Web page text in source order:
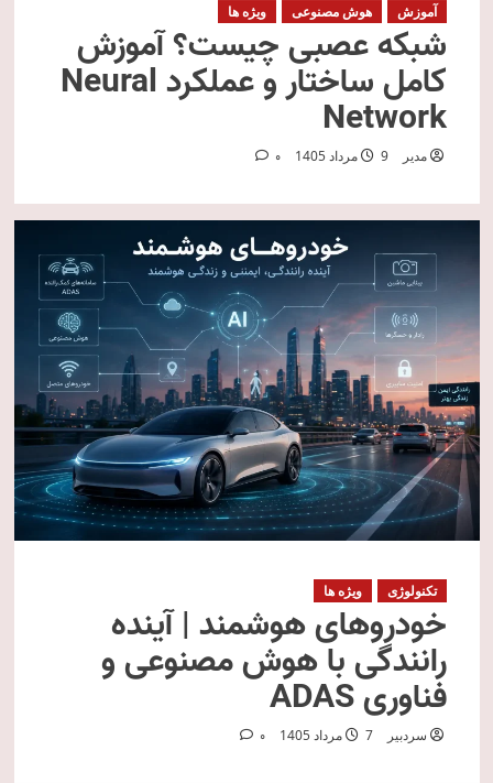
آموزش هوش مصنوعی ویژه ها
شبکه عصبی چیست؟ آموزش
کامل ساختار و عملکرد Neural
Network
مدیر 9 مرداد 1405 0
تکنولوژی ویژه ها
خودروهای هوشمند | آینده
رانندگی با هوش مصنوعی و
فناوری ADAS
سردبیر 7 مرداد 1405 0